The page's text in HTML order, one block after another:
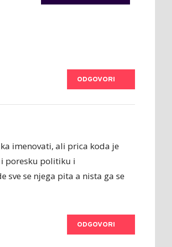
ODGOVORI
imenovati, ali prica koda je
poresku politiku i
sve se njega pita a nista ga se
ODGOVORI